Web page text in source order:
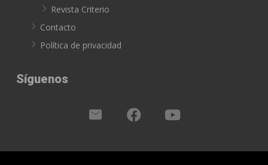
Revista Criterio
Contacto
Política de privacidad
Síguenos